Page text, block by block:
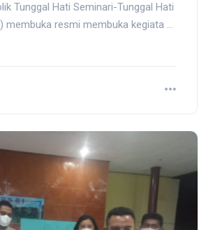
Tunggal Hati Seminari-Tunggal Hati
membuka resmi membuka kegiata ...